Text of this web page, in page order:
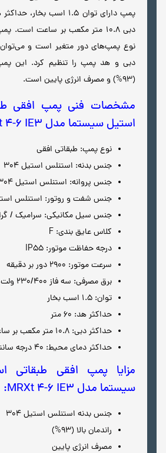
نوع پمپ‌های دور متغیر است و می‌توان
دبی و هد پمپ را تنظیم کرد. این پمپ
(93%) و مصرف انرژی پایین است.
مشخصات فنی پمپ افقی
استیل سیستما مدل MRXt 4-6 IE3:
نوع پمپ: طبقاتی افقی
جنس بدنه: استنلس استیل 304
جنس پروانه: استنلس استیل 304
جنس شفت و روتور: استنلس استیل
جنس سیل مکانیکی: سرامیک /
کلاس عایق بندی: F
درجه حفاظت موتور: IP55
سرعت موتور: 2900 دور بر دقیقه
برق مصرفی: سه فاز 230/400 ولت
توان: 1.5 اسب بخار
حداکثر هد: 60 متر
حداکثر دبی: 10.8 متر مکعب بر ساعت
حداکثر دمای محیط: 40 درجه سانتی گراد
مزایا پمپ افقی طبقاتی
سیستما مدل MRXt 4-6 IE3:
جنس بدنه استنلس استیل 304
راندمان بالا (93%)
مصرف انرژی پایین